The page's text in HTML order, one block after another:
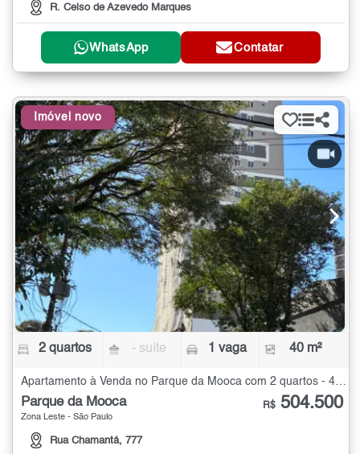
R. Celso de Azevedo Marques
WhatsApp Contatar
Imóvel novo
2 quartos - suíte 1 vaga 40 m²
Apartamento à Venda no Parque da Mooca com 2 quartos - 40 m²
Parque da Mooca
Zona Leste - São Paulo
Rua Chamantá, 777
R$ 504.500